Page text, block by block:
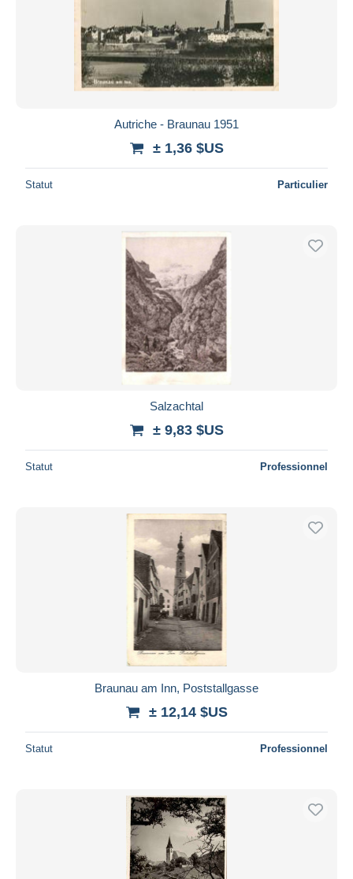
Autriche - Braunau 1951
± 1,36 $US
Statut Particulier
Salzachtal
± 9,83 $US
Statut Professionnel
Braunau am Inn, Poststallgasse
± 12,14 $US
Statut Professionnel